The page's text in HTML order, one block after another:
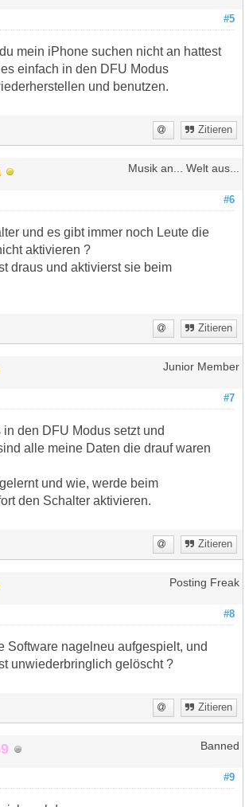
#5
mein iPhone suchen nicht an hattest
einfach in den DFU Modus
und benutzen.
Zitieren
Musik an... Welt aus...
#6
und es gibt immer noch Leute die
aktivieren ?
draus und aktivierst sie beim
Zitieren
Junior Member
#7
den DFU Modus setzt und
alle meine Daten die drauf waren
und wie, werde beim
den Schalter aktivieren.
Zitieren
Posting Freak
#8
Software nagelneu aufgespielt, und
unwiederbringlich gelöscht ?
Zitieren
Banned
#9